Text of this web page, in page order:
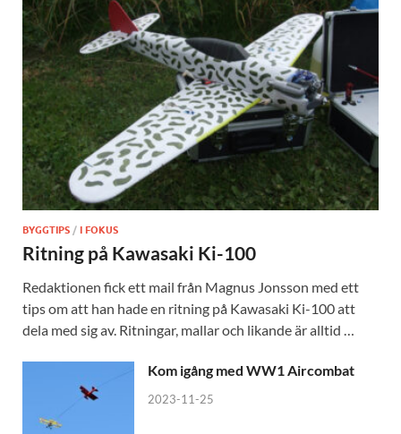
BYGGTIPS / I FOKUS
Ritning på Kawasaki Ki-100
Redaktionen fick ett mail från Magnus Jonsson med ett
tips om att han hade en ritning på Kawasaki Ki-100 att
dela med sig av. Ritningar, mallar och likande är alltid …
Kom igång med WW1 Aircombat
2023-11-25